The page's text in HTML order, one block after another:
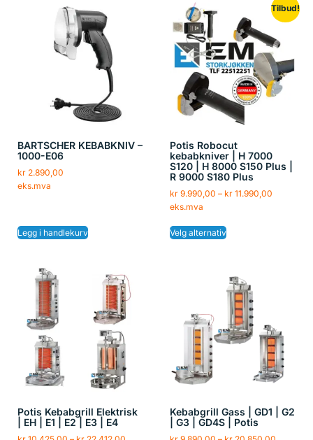
BARTSCHER KEBABKNIV –
1000-E06
kr 2.890,00
eks.mva
Legg i handlekurv
Tilbud!
Potis Robocut
kebabkniver | H 7000
S120 | H 8000 S150 Plus |
R 9000 S180 Plus
kr9.990,00 – kr11.990,00
eks.mva
Velg alternativ
Potis Kebabgrill Elektrisk
| EH | E1 | E2 | E3 | E4
Kebabgrill Gass | GD1 | G2
| G3 | GD4S | Potis